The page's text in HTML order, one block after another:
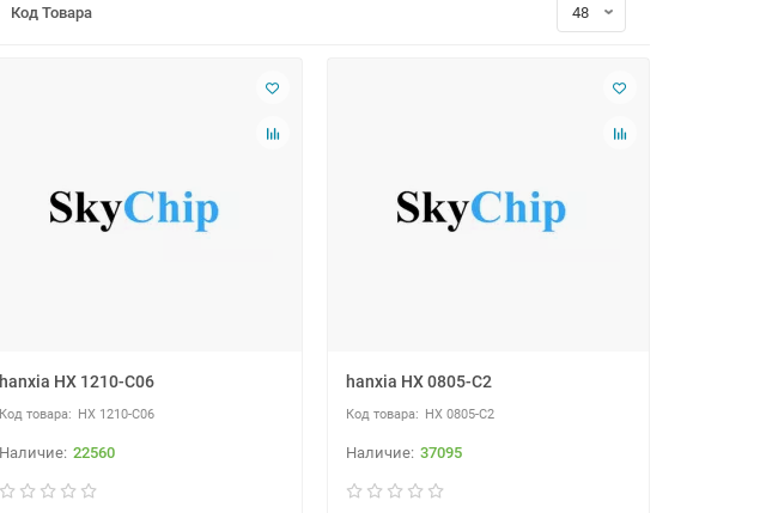
Код Товара
hanxia HX 1210-C06
HX 1210-C06
22560
hanxia HX 0805-C2
HX 0805-C2
37095